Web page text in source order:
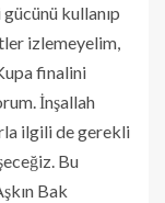
kullanıp
izlemeyelim,
finalini
İnşallah
ilgili de gerekli
Bu
Bak